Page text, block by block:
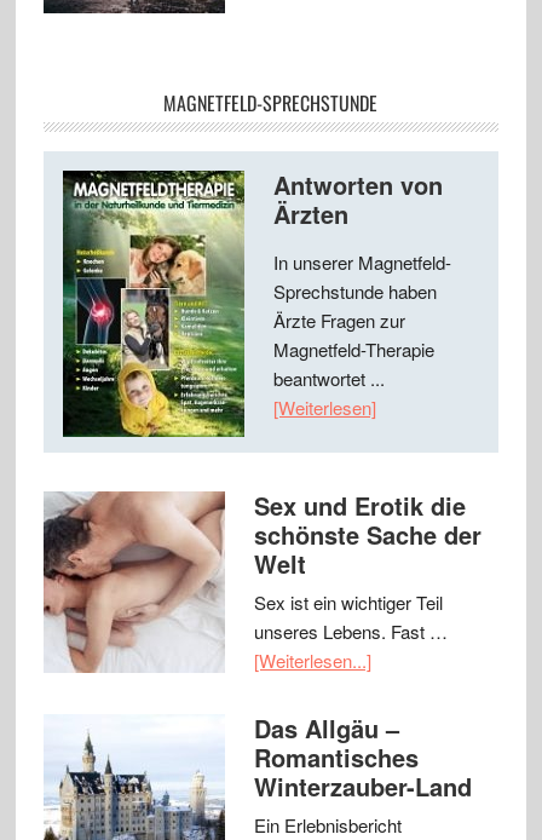
MAGNETFELD-SPRECHSTUNDE
Antworten von
Ärzten
In unserer Magnetfeld-
Sprechstunde haben
Ärzte Fragen zur
Magnetfeld-Therapie
beantwortet ...
[Weiterlesen]
Sex und Erotik die
schönste Sache der
Welt
Sex ist ein wichtiger Teil
unseres Lebens. Fast …
[Weiterlesen...]
Das Allgäu –
Romantisches
Winterzauber-Land
Ein Erlebnisbericht